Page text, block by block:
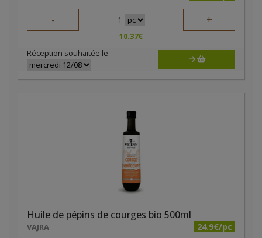
- 1 +
10.37€
Réception souhaitée le
Huile de pépins de courges bio 500ml
VAJRA 24.9€/pc